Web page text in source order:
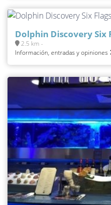
Dolphin Discovery Six
2.5 km -
Información, entradas y opiniones